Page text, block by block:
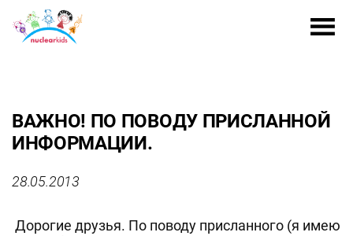
ВАЖНО! ПО ПОВОДУ ПРИСЛАННОЙ
ИНФОРМАЦИИ.
28.05.2013
Дорогие друзья. По поводу присланного (я имею